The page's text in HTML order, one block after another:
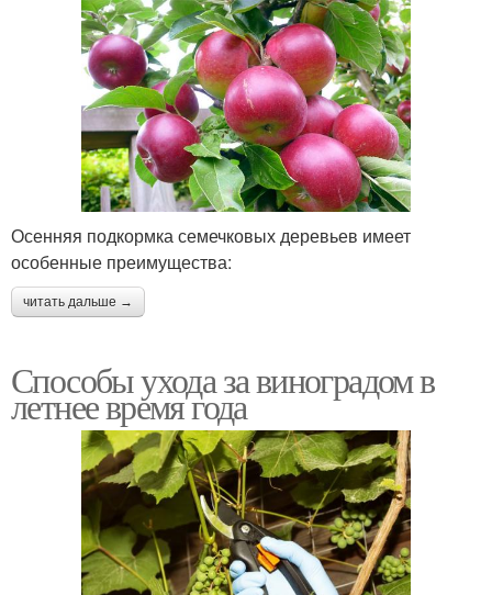
Осенняя подкормка семечковых деревьев имеет
особенные преимущества:
читать дальше →
Способы ухода за виноградом в
летнее время года